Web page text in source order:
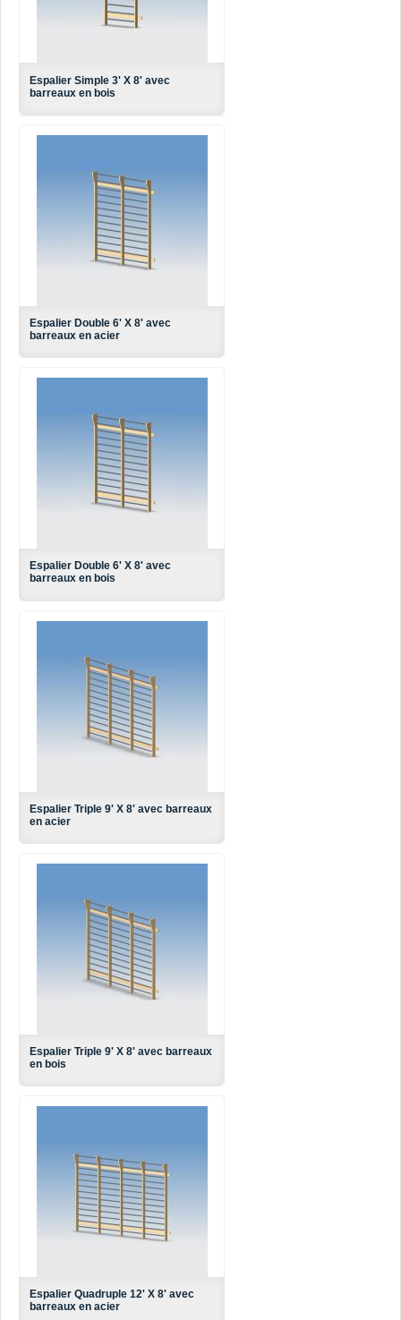
Espalier Simple 3' X 8' avec
barreaux en bois
Espalier Double 6' X 8' avec
barreaux en acier
Espalier Double 6' X 8' avec
barreaux en bois
Espalier Triple 9' X 8' avec barreaux
en acier
Espalier Triple 9' X 8' avec barreaux
en bois
Espalier Quadruple 12' X 8' avec
barreaux en acier